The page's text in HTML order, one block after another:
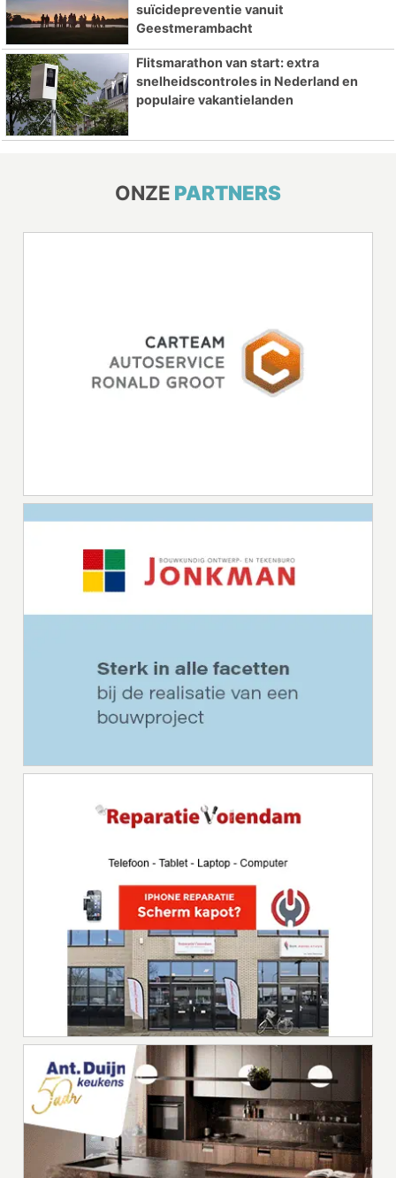
suïcidepreventie vanuit
Geestmerambacht
Flitsmarathon van start: extra
snelheidscontroles in Nederland en
populaire vakantielanden
ONZE PARTNERS